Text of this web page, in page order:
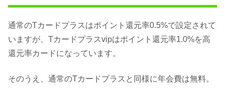
通常のTカードプラスはポイント還元率0.5%で設定されて
いますが、Tカードプラスvipはポイント還元率1.0%を高
還元率カードになっています。
そのうえ、通常のTカードプラスと同様に年会費は無料。